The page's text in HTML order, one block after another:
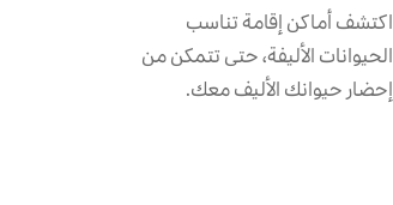
اكتشف أماكن إقامة تناسب
الحيوانات الأليفة، حتى تتمكن من
إحضار حيوانك الأليف معك.